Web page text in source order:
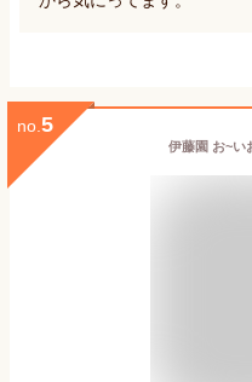
no. 5
伊藤園 お~い